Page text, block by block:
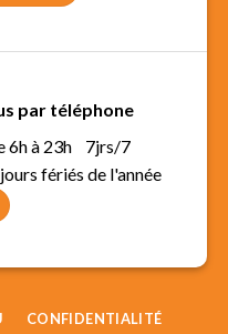
par téléphone
6h à 23h 7jrs/7
fériés de l'année
CONFIDENTIALITÉ